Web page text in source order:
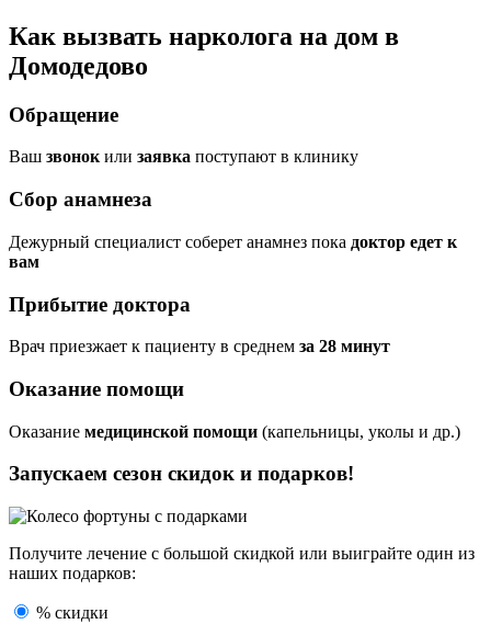
Как вызвать нарколога на дом в
Домодедово
Обращение
Ваш звонокили заявка поступают в клинику
Сбор анамнеза
Дежурный специалист соберет анамнез пока доктор едет к
вам
Прибытие доктора
Врач приезжает к пациенту в среднем за 28 минут
Оказание помощи
Оказание медицинской помощи (капельницы, уколы и др.)
Запускаем сезон скидок и подарков!
Получите лечение с большой скидкой или выиграйте один из
наших подарков:
% скидки